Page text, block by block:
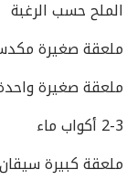
الملح حسب الرغبة
ملعقة صغيرة
ملعقة صغيرة
2-3 أكواب ماء
ملعقة كبيرة